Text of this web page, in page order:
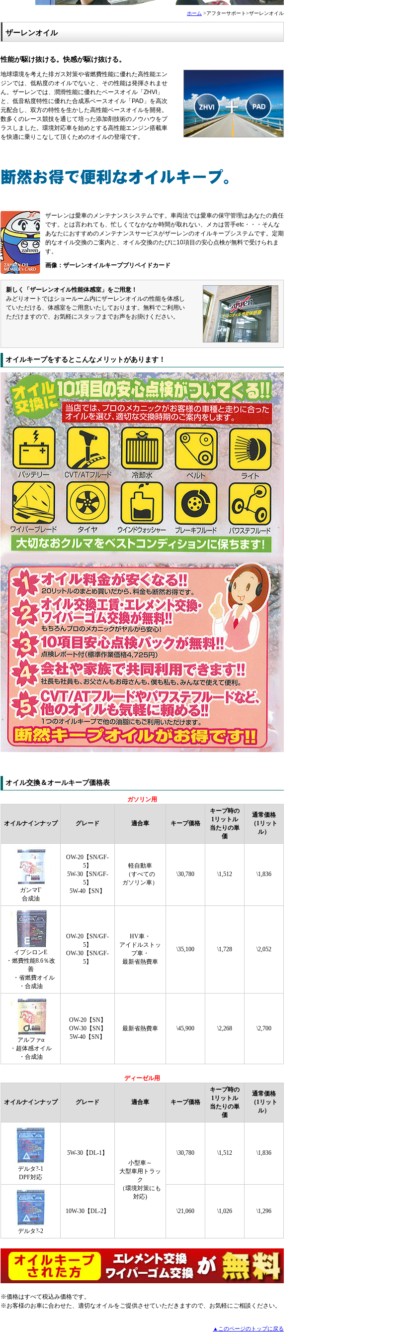
ホーム >アフターサポート>ザーレンオイル
ザーレンオイル
性能が駆け抜ける。快感が駆け抜ける。
地球環境を考えた排ガス対策や省燃費性能に優れた高性能エン
ジンでは、低粘度のオイルでないと、その性能は発揮されませ
ん。ザーレンでは、潤滑性能に優れたベースオイル「ZHVI」
と、低音粘度特性に優れた合成系ベースオイル「PAD」を高次
元配合し、双方の特性を生かした高性能ベースオイルを開発。
数多くのレース競技を通じて培った添加剤技術のノウハウをプ
ラスしました。環境対応車を始めとする高性能エンジン搭載車
を快適に乗りこなして頂くためのオイルの登場です。
ザーレンは愛車のメンテナンスシステムです。車両法では愛車の保守管理はあなたの責任
です。とは言われても、忙しくてなかなか時間が取れない、メカは苦手etc・・・そんな
あなたにおすすめのメンテナンスサービスがザーレンのオイルキープシステムです。定期
的なオイル交換のご案内と、オイル交換のたびに10項目の安心点検が無料で受けられま
す。
画像：ザーレンオイルキーププリペイドカード
新しく「ザーレンオイル性能体感室」をご用意！
みどりオートではショールーム内にザーレンオイルの性能を体感し
ていただける、体感室をご用意いたしております。無料でご利用い
ただけますので、お気軽にスタッフまでお声をお掛けください。
オイルキープをするとこんなメリットがあります！
オイル交換＆オールキープ価格表
ガソリン用
オイルナインナップ グレード 適合車 キープ価格
キープ時の
1リットル
当たりの単
価
通常価格
（1リット
ル）
ガンマΓ
合成油
OW-20【SN/GF-
5】
5W-30【SN/GF-
5】
5W-40【SN】
軽自動車
（すべての
ガソリン車）
\30,780 \1,512 \1,836
イプシロンE
・燃費性能8.6％改
善
・省燃費オイル
・合成油
OW-20【SN/GF-
5】
OW-30【SN/GF-
5】
HV車・
アイドルストッ
プ車・
最新省熱費車
\35,100 \1,728 \2,052
アルファα
・超体感オイル
・合成油
OW-20【SN】
OW-30【SN】
5W-40【SN】
最新省熱費車 \45,900 \2,268 \2,700
ディーゼル用
オイルナインナップ グレード 適合車 キープ価格
キープ時の
1リットル
当たりの単
価
通常価格
（1リット
ル）
デルタ?-1
DPF対応
5W-30【DL-1】
小型車～
大型車用トラッ
ク
（環境対策にも
対応)
\30,780 \1,512 \1,836
デルタ?-2
10W-30【DL-2】 \21,060 \1,026 \1,296
※価格はすべて税込み価格です。
※お客様のお車に合わせた、適切なオイルをご提供させていただきますので、お気軽にご相談ください。
▲このページのトップに戻る